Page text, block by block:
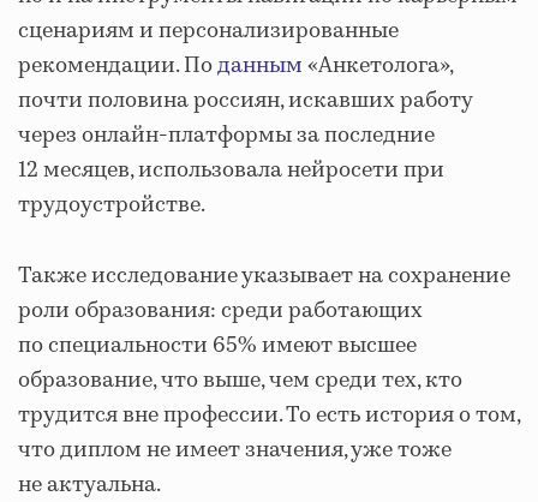
сценариям и персонализированные
рекомендации. Поданным«Анкетолога»,
почти половина россиян, искавших работу
через онлайн-платформы за последние
12 месяцев, использовала нейросети при
трудоустройстве.
Также исследование указывает на сохранение
роли образования: среди работающих
по специальности 65% имеют высшее
образование, что выше, чем среди тех, кто
трудится вне профессии. То есть история о том,
что диплом не имеет значения, уже тоже
не актуальна.